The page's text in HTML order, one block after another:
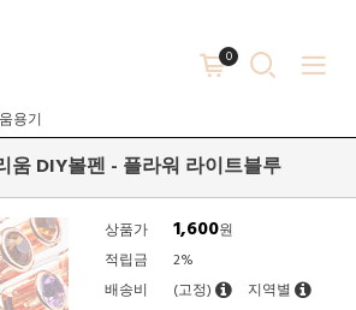
0
용기
움 DIY볼펜 - 플라워 라이트블루
상품가 1,600원
적립금
2%
배송비
(고정) 지역별